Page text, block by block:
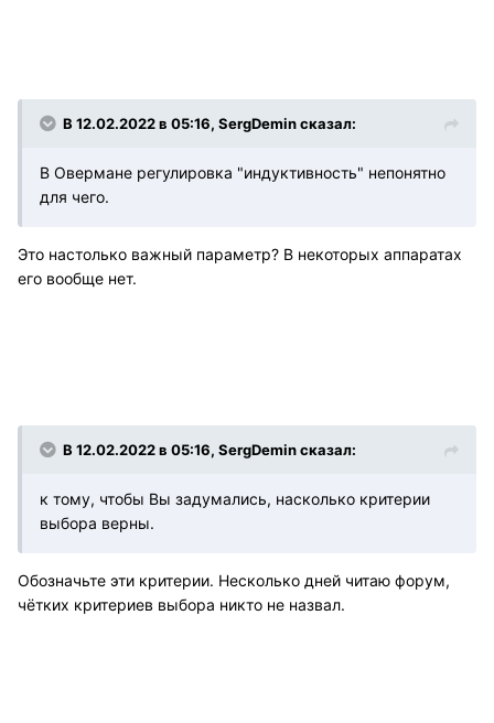
В 12.02.2022 в 05:16, SergDemin сказал:
В Овермане регулировка "индуктивность" непонятно
для чего.
Это настолько важный параметр? В некоторых аппаратах
его вообще нет.
В 12.02.2022 в 05:16, SergDemin сказал:
к тому, чтобы Вы задумались, насколько критерии
выбора верны.
Обозначьте эти критерии. Несколько дней читаю форум,
чётких критериев выбора никто не назвал.